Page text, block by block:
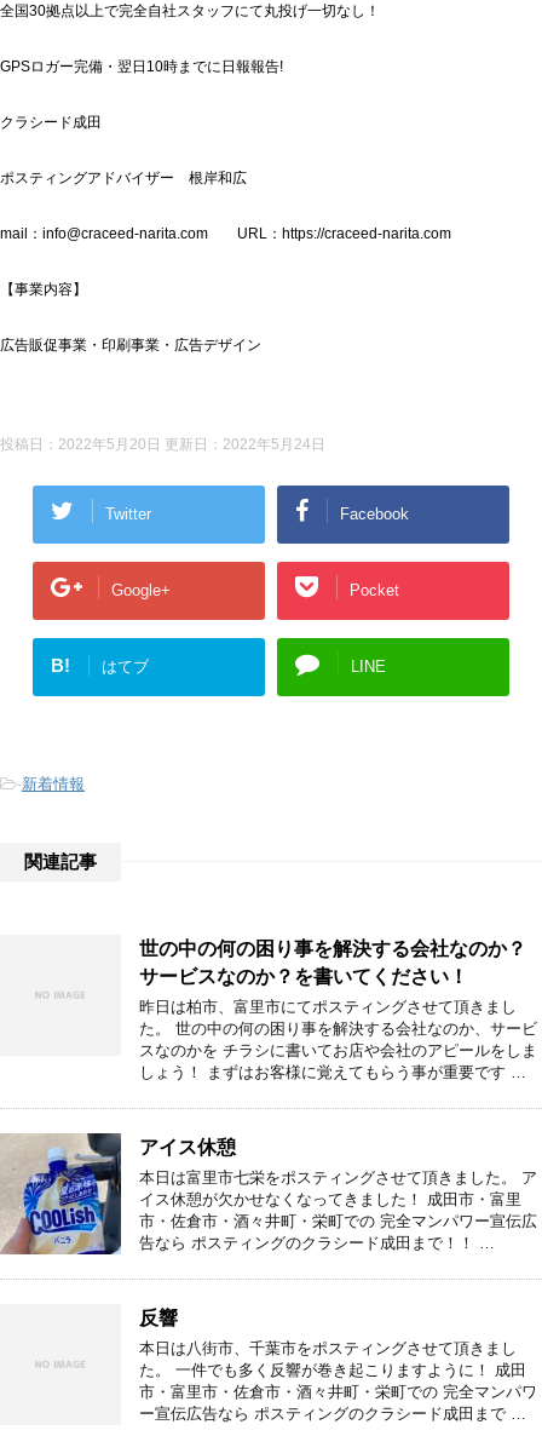
全国30拠点以上で完全自社スタッフにて丸投げ一切なし！
GPSロガー完備・翌日10時までに日報報告!
クラシード成田
ポスティングアドバイザー 根岸和広
mail：info@craceed-narita.com URL：https://craceed-narita.com
【事業内容】
広告販促事業・印刷事業・広告デザイン
投稿日：2022年5月20日 更新日： 2022年5月24日
Twitter Facebook
Google+ Pocket
B! はてブ LINE
-新着情報
関連記事
世の中の何の困り事を解決する会社なのか？
サービスなのか？を書いてください！
昨日は柏市、富里市にてポスティングさせて頂きまし
た。 世の中の何の困り事を解決する会社なのか、サービ
スなのかを チラシに書いてお店や会社のアピールをしま
しょう！ まずはお客様に覚えてもらう事が重要です …
アイス休憩
本日は富里市七栄をポスティングさせて頂きました。 ア
イス休憩が欠かせなくなってきました！ 成田市・富里
市・佐倉市・酒々井町・栄町での 完全マンパワー宣伝広
告なら ポスティングのクラシード成田まで！！ …
反響
本日は八街市、千葉市をポスティングさせて頂きまし
た。 一件でも多く反響が巻き起こりますように！ 成田
市・富里市・佐倉市・酒々井町・栄町での 完全マンパワ
ー宣伝広告なら ポスティングのクラシード成田まで …